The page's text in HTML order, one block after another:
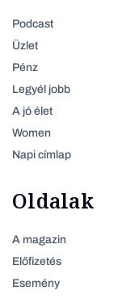
Podcast
Üzlet
Pénz
Legyél jobb
A jó élet
Women
Napi címlap
Oldalak
A magazin
Előfizetés
Esemény